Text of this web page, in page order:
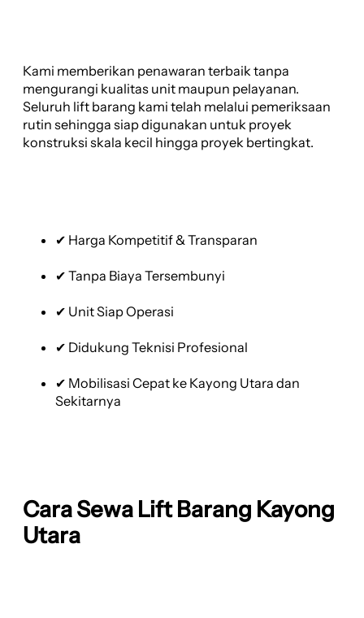
Kami memberikan penawaran terbaik tanpa
mengurangi kualitas unit maupun pelayanan.
Seluruh lift barang kami telah melalui pemeriksaan
rutin sehingga siap digunakan untuk proyek
konstruksi skala kecil hingga proyek bertingkat.
✔ Harga Kompetitif & Transparan
✔ Tanpa Biaya Tersembunyi
✔ Unit Siap Operasi
✔ Didukung Teknisi Profesional
✔ Mobilisasi Cepat ke Kayong Utara dan
Sekitarnya
Cara Sewa Lift Barang Kayong
Utara